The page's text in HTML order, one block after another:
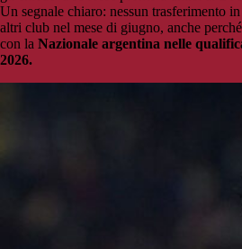
Un segnale chiaro: nessun trasferimento
altri club nel mese di giugno, anche
con la Nazionale argentina nelle
2026.